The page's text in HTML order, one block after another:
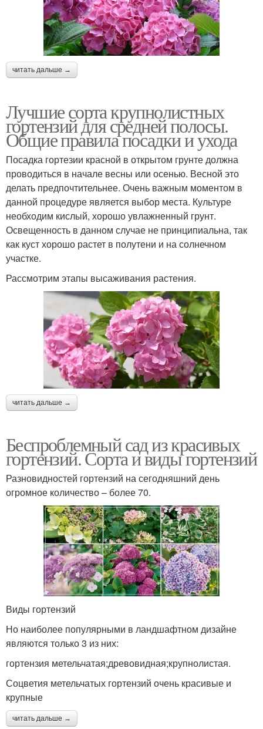
читать дальше →
Лучшие сорта крупнолистных
гортензий для средней полосы.
Общие правила посадки и ухода
Посадка гортезии красной в открытом грунте должна
проводиться в начале весны или осенью. Весной это
делать предпочтительнее. Очень важным моментом в
данной процедуре является выбор места. Культуре
необходим кислый, хорошо увлажненный грунт.
Освещенность в данном случае не принципиальна, так
как куст хорошо растет в полутени и на солнечном
участке.
Рассмотрим этапы высаживания растения.
читать дальше →
Беспроблемный сад из красивых
гортензий. Сорта и виды гортензий
Разновидностей гортензий на сегодняшний день
огромное количество – более 70.
Виды гортензий
Но наиболее популярными в ландшафтном дизайне
являются только 3 из них:
гортензия метельчатая;древовидная;крупнолистая.
Соцветия метельчатых гортензий очень красивые и
крупные
читать дальше →